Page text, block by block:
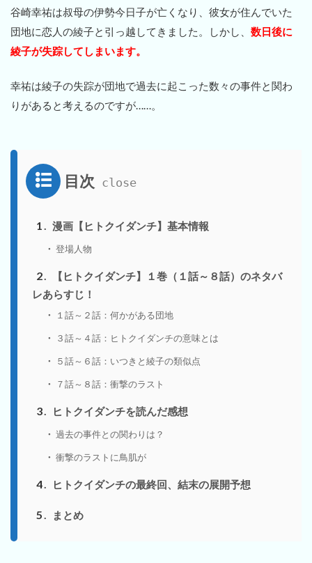
谷崎幸祐は叔母の伊勢今日子が亡くなり、彼女が住んでいた
団地に恋人の綾子と引っ越してきました。しかし、 数日後に
綾子が失踪してしまいます。
幸祐は綾子の失踪が団地で過去に起こった数々の事件と関わ
りがあると考えるのですが……。
目次
1 漫画【ヒトクイダンチ】基本情報
登場人物
2
【ヒトクイダンチ】１巻（１話～８話）のネタバ
レあらすじ！
１話～２話：何かがある団地
３話～４話：ヒトクイダンチの意味とは
５話～６話：いつきと綾子の類似点
７話～８話：衝撃のラスト
3 ヒトクイダンチを読んだ感想
過去の事件との関わりは？
衝撃のラストに鳥肌が
4 ヒトクイダンチの最終回、結末の展開予想
5 まとめ